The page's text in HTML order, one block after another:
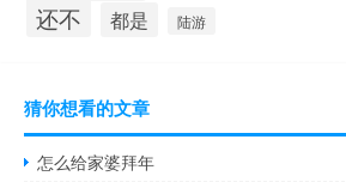
还不 都是 陆游
猜你想看的文章
怎么给家婆拜年